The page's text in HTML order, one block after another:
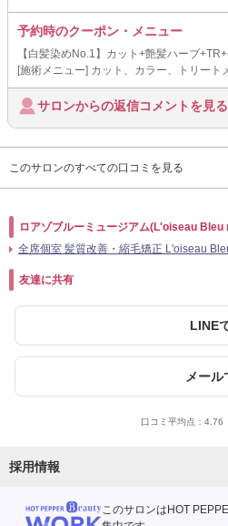
予約時のクーポン・メニュー
【白髪染めNo.1】カット+艶髪ハーブ
[施術メニュー] カット、カラー、トリート
サロンからの返信コメントを見る
このサロンのすべての口コミを見る
ロアゾブルーミュージアム(L'oiseau
全席個室 髪質改善・縮毛矯正 L'oiseau
友達に共有
LINE
メール
口コミ平均点： 4.76
採用情報
このサロンはHOT